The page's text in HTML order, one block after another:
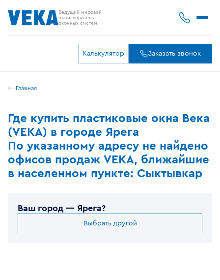
Ведущий мировой
производитель
оконных систем
Калькулятор Заказать звонок
Главная
Где купить пластиковые окна Века
(VEKA) в городе Ярега
По указанному адресу не найдено
офисов продаж VEKA, ближайшие
в населенном пункте: Сыктывкар
Ваш город — Ярега?
Выбрать другой